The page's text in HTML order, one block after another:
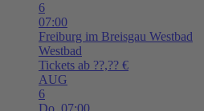
6
07:00
Freiburg im Breisgau Westbad
Westbad
Tickets ab ??,?? €
AUG
6
Do, 07:00